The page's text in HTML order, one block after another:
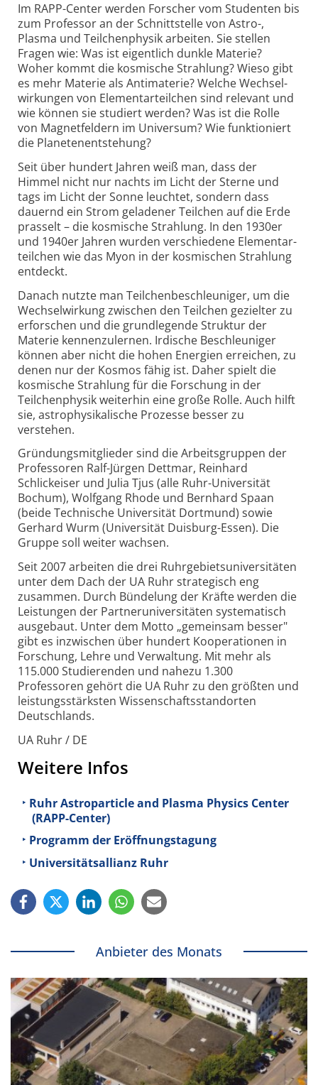
Im RAPP-Center werden Forscher vom Studenten bis
zum Professor an der Schnittstelle von Astro-,
Plasma und Teilchen­physik arbeiten. Sie stellen
Fragen wie: Was ist eigentlich dunkle Materie?
Woher kommt die kosmische Strahlung? Wieso gibt
es mehr Materie als Antimaterie? Welche Wechsel­
wirkungen von Elementar­teilchen sind relevant und
wie können sie studiert werden? Was ist die Rolle
von Magnetfeldern im Universum? Wie funktioniert
die Planeten­entstehung?
Seit über hundert Jahren weiß man, dass der
Himmel nicht nur nachts im Licht der Sterne und
tags im Licht der Sonne leuchtet, sondern dass
dauernd ein Strom geladener Teilchen auf die Erde
prasselt – die kosmische Strahlung. In den 1930er
und 1940er Jahren wurden verschiedene Elementar­
teilchen wie das Myon in der kosmischen Strahlung
entdeckt.
Danach nutzte man Teilchen­beschleuniger, um die
Wechsel­wirkung zwischen den Teilchen gezielter zu
erforschen und die grund­legende Struktur der
Materie kennenzulernen. Irdische Beschleuniger
können aber nicht die hohen Energien erreichen, zu
denen nur der Kosmos fähig ist. Daher spielt die
kosmische Strahlung für die Forschung in der
Teilchen­physik weiterhin eine große Rolle. Auch hilft
sie, astro­physikalische Prozesse besser zu
verstehen.
Gründungsmitglieder sind die Arbeitsgruppen der
Professoren Ralf-Jürgen Dettmar, Reinhard
Schlickeiser und Julia Tjus (alle Ruhr-Universität
Bochum), Wolfgang Rhode und Bernhard Spaan
(beide Technische Universität Dortmund) sowie
Gerhard Wurm (Universität Duisburg-Essen). Die
Gruppe soll weiter wachsen.
Seit 2007 arbeiten die drei Ruhrgebiets­universitäten
unter dem Dach der UA Ruhr strategisch eng
zusammen. Durch Bündelung der Kräfte werden die
Leistungen der Partner­universitäten systematisch
ausgebaut. Unter dem Motto „gemeinsam besser"
gibt es inzwischen über hundert Kooperationen in
Forschung, Lehre und Verwaltung. Mit mehr als
115.000 Studierenden und nahezu 1.300
Professoren gehört die UA Ruhr zu den größten und
leistungs­stärksten Wissenschafts­standorten
Deutschlands.
UA Ruhr / DE
Weitere Infos
Ruhr Astroparticle and Plasma Physics Center
(RAPP-Center)
Programm der Eröffnungstagung
Universitätsallianz Ruhr
Anbieter des Monats